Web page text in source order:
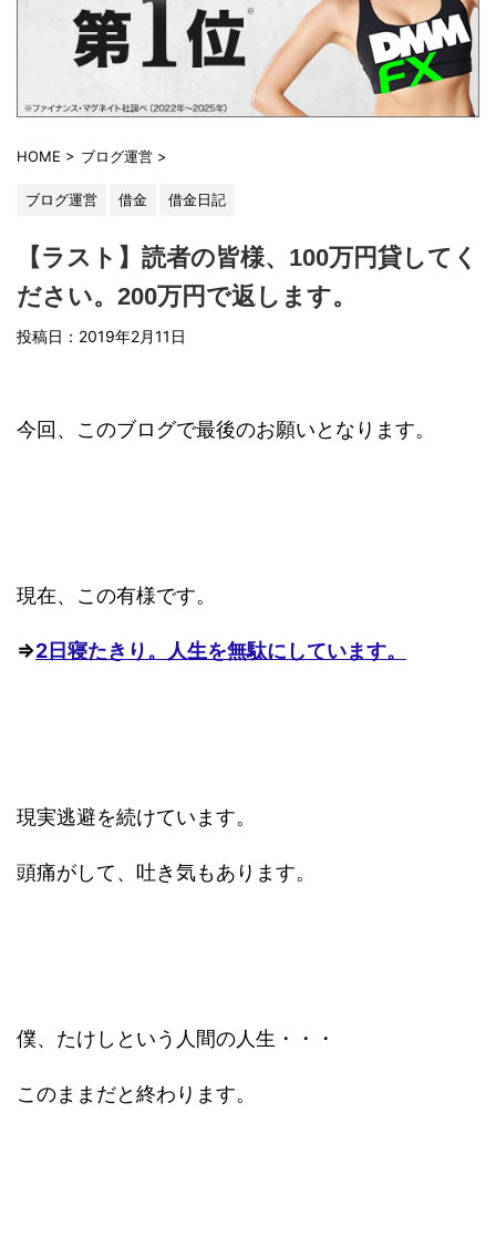
HOME > ブログ運営 >
ブログ運営 借金 借金日記
【ラスト】読者の皆様、100万円貸してく
ださい。200万円で返します。
投稿日： 2019年2月11日
今回、このブログで最後のお願いとなります。
現在、この有様です。
⇒2日寝たきり。人生を無駄にしています。
現実逃避を続けています。
頭痛がして、吐き気もあります。
僕、たけしという人間の人生・・・
このままだと終わります。